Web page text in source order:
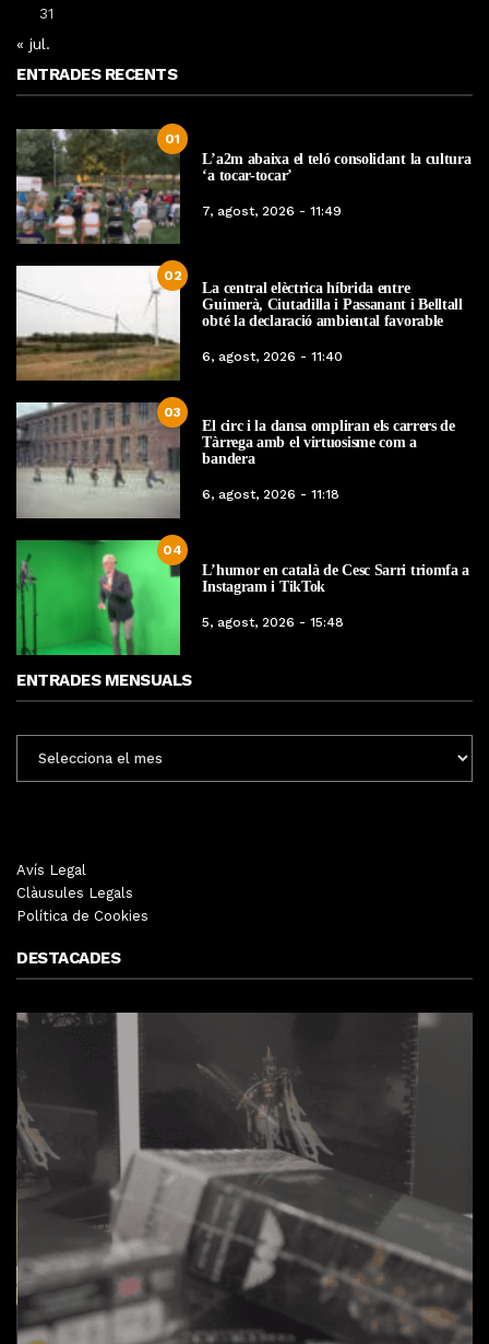
31
« jul.
ENTRADES RECENTS
01
L’a2m abaixa el teló consolidant la cultura
‘a tocar-tocar’
7, agost, 2026 - 11:49
02
La central elèctrica híbrida entre
Guimerà, Ciutadilla i Passanant i Belltall
obté la declaració ambiental favorable
6, agost, 2026 - 11:40
03
El circ i la dansa ompliran els carrers de
Tàrrega amb el virtuosisme com a
bandera
6, agost, 2026 - 11:18
04
L’humor en català de Cesc Sarri triomfa a
Instagram i TikTok
5, agost, 2026 - 15:48
ENTRADES MENSUALS
MENSUALS
Avís Legal
Clàusules Legals
Política de Cookies
DESTACADES